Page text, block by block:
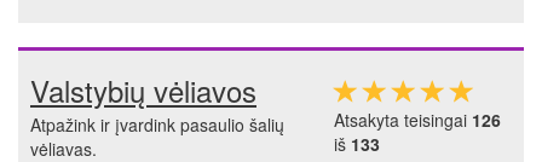
Valstybių vėliavos
Atpažink ir įvardink pasaulio šalių
vėliavas.
Atsakyta teisingai 126
iš 133